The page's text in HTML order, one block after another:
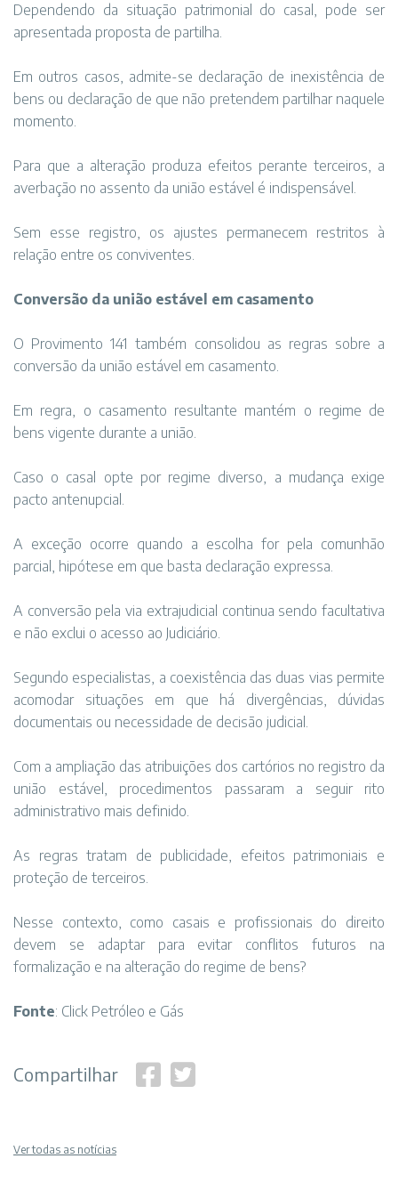
Dependendo da situação patrimonial do casal, pode ser
apresentada proposta de partilha.
Em outros casos, admite-se declaração de inexistência de
bens ou declaração de que não pretendem partilhar naquele
momento.
Para que a alteração produza efeitos perante terceiros, a
averbação no assento da união estável é indispensável.
Sem esse registro, os ajustes permanecem restritos à
relação entre os conviventes.
Conversão da união estável em casamento
O Provimento 141 também consolidou as regras sobre a
conversão da união estável em casamento.
Em regra, o casamento resultante mantém o regime de
bens vigente durante a união.
Caso o casal opte por regime diverso, a mudança exige
pacto antenupcial.
A exceção ocorre quando a escolha for pela comunhão
parcial, hipótese em que basta declaração expressa.
A conversão pela via extrajudicial continua sendo facultativa
e não exclui o acesso ao Judiciário.
Segundo especialistas, a coexistência das duas vias permite
acomodar situações em que há divergências, dúvidas
documentais ou necessidade de decisão judicial.
Com a ampliação das atribuições dos cartórios no registro da
união estável, procedimentos passaram a seguir rito
administrativo mais definido.
As regras tratam de publicidade, efeitos patrimoniais e
proteção de terceiros.
Nesse contexto, como casais e profissionais do direito
devem se adaptar para evitar conflitos futuros na
formalização e na alteração do regime de bens?
Fonte: Click Petróleo e Gás
Compartilhar
Ver todas as notícias